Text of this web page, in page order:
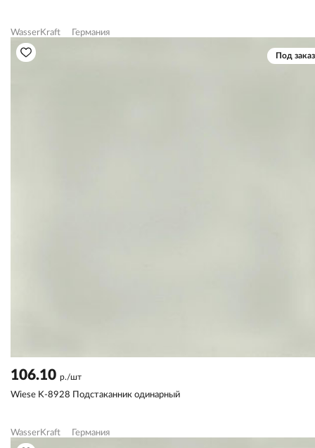
WasserKraft Германия
Под заказ
106.10 р./шт
Wiese K-8928 Подстаканник одинарный
WasserKraft Германия